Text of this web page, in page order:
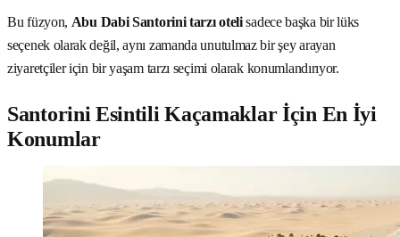
Bu füzyon, Abu Dabi Santorini tarzı otelisadece başka bir lüks
seçenek olarak değil, aynı zamanda unutulmaz bir şey arayan
ziyaretçiler için bir yaşam tarzı seçimi olarak konumlandırıyor.
Santorini Esintili Kaçamaklar İçin En İyi
Konumlar